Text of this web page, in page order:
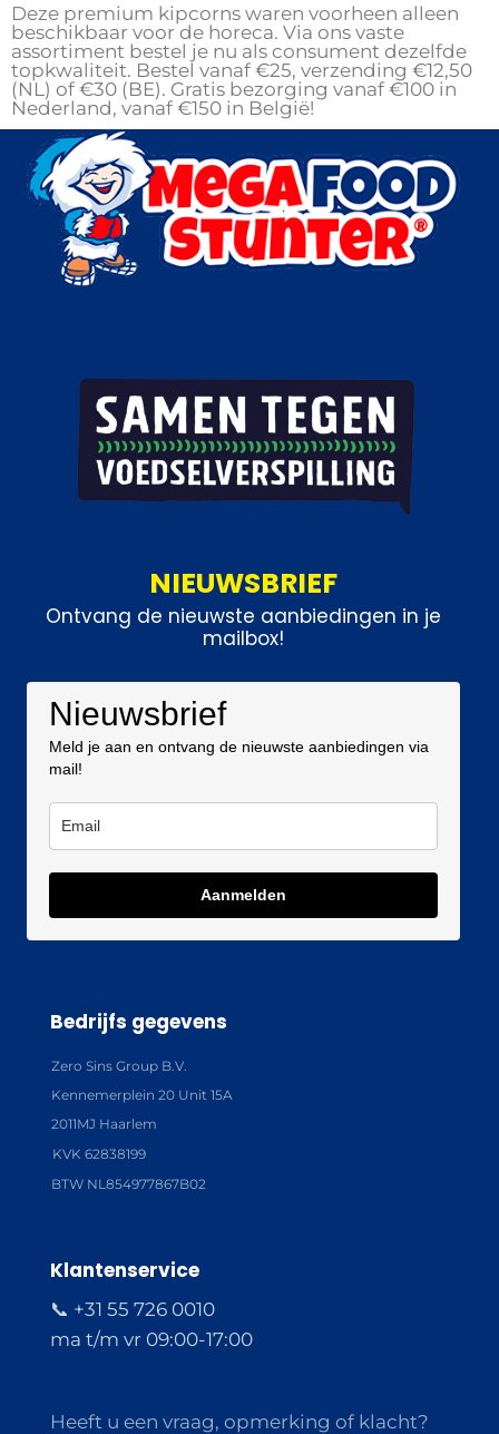
Deze premium kipcorns waren voorheen alleen
beschikbaar voor de horeca. Via ons vaste
assortiment bestel je nu als consument dezelfde
topkwaliteit. Bestel vanaf €25, verzending €12,50
(NL) of €30 (BE). Gratis bezorging vanaf €100 in
Nederland, vanaf €150 in België!
NIEUWSBRIEF
Ontvang de nieuwste aanbiedingen in je
mailbox!
Nieuwsbrief
Meld je aan en ontvang de nieuwste aanbiedingen via
mail!
Aanmelden
Bedrijfs gegevens
Zero Sins Group B.V.
Kennemerplein 20 Unit 15A
2011MJ Haarlem
KVK 62838199
BTW NL854977867B02
Klantenservice
📞 +31 55 726 0010
ma t/m vr 09:00-17:00
Heeft u een vraag, opmerking of klacht?